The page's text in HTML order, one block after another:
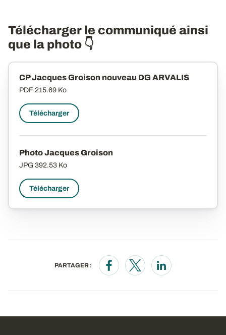
Télécharger le communiqué ainsi
que la photo 👇
CP Jacques Groison nouveau DG ARVALIS
PDF 215.69 Ko
Télécharger
Photo Jacques Groison
JPG 392.53 Ko
Télécharger
PARTAGER :
Opens in a new window
Opens in a new window
Opens in a new